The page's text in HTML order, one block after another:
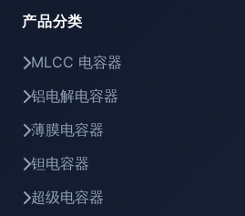
产品分类
MLCC 电容器
铝电解电容器
薄膜电容器
钽电容器
超级电容器